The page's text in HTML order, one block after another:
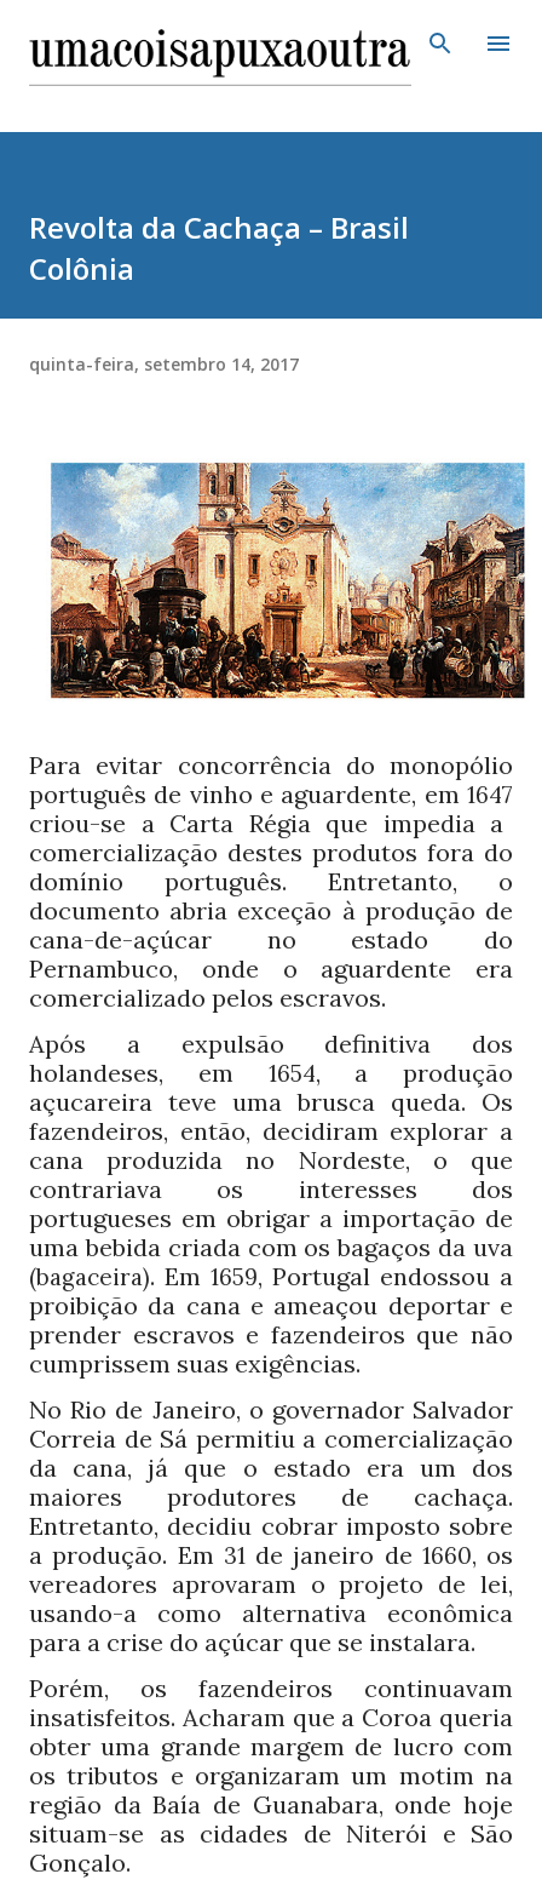
Pular para o conteúdo principal
Revolta da Cachaça – Brasil
Colônia
quinta-feira, setembro 14, 2017
Para evitar concorrência do monopólio
português de vinho e aguardente, em 1647
criou-se a Carta Régia que impedia a
comercialização destes produtos fora do
domínio português. Entretanto, o
documento abria exceção à produção de
cana-de-açúcar no estado do
Pernambuco, onde o aguardente era
comercializado pelos escravos.
Após a expulsão definitiva dos
holandeses, em 1654, a produção
açucareira teve uma brusca queda. Os
fazendeiros, então, decidiram explorar a
cana produzida no Nordeste, o que
contrariava os interesses dos
portugueses em obrigar a importação de
uma bebida criada com os bagaços da uva
(bagaceira). Em 1659, Portugal endossou a
proibição da cana e ameaçou deportar e
prender escravos e fazendeiros que não
cumprissem suas exigências.
No Rio de Janeiro, o governador Salvador
Correia de Sá permitiu a comercialização
da cana, já que o estado era um dos
maiores produtores de cachaça.
Entretanto, decidiu cobrar imposto sobre
a produção. Em 31 de janeiro de 1660, os
vereadores aprovaram o projeto de lei,
usando-a como alternativa econômica
para a crise do açúcar que se instalara.
Porém, os fazendeiros continuavam
insatisfeitos. Acharam que a Coroa queria
obter uma grande margem de lucro com
os tributos e organizaram um motim na
região da Baía de Guanabara, onde hoje
situam-se as cidades de Niterói e São
Gonçalo.